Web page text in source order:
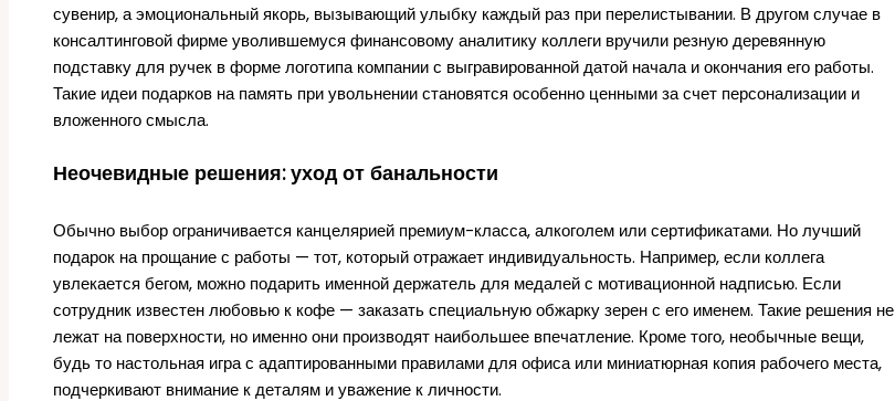
сувенир, а эмоциональный якорь, вызывающий улыбку каждый раз при перелистывании. В другом случае в
консалтинговой фирме уволившемуся финансовому аналитику коллеги вручили резную деревянную
подставку для ручек в форме логотипа компании с выгравированной датой начала и окончания его работы.
Такие идеи подарков на память при увольнении становятся особенно ценными за счет персонализации и
вложенного смысла.
Неочевидные решения: уход от банальности
Обычно выбор ограничивается канцелярией премиум-класса, алкоголем или сертификатами. Но лучший
подарок на прощание с работы — тот, который отражает индивидуальность. Например, если коллега
увлекается бегом, можно подарить именной держатель для медалей с мотивационной надписью. Если
сотрудник известен любовью к кофе — заказать специальную обжарку зерен с его именем. Такие решения не
лежат на поверхности, но именно они производят наибольшее впечатление. Кроме того, необычные вещи,
будь то настольная игра с адаптированными правилами для офиса или миниатюрная копия рабочего места,
подчеркивают внимание к деталям и уважение к личности.